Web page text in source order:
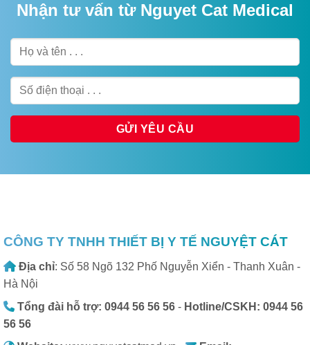
Nhận tư vấn từ Nguyet Cat Medical
CÔNG TY TNHH THIẾT BỊ Y TẾ NGUYỆT CÁT
Địa chỉ: Số 58 Ngõ 132 Phố Nguyễn Xiển - Thanh Xuân -
Hà Nội
Tổng đài hỗ trợ: 0944 56 56 56 - Hotline/CSKH: 0944 56
56 56